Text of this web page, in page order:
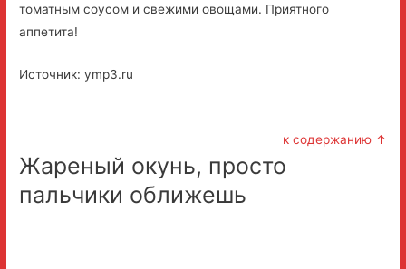
томатным соусом и свежими овощами. Приятного
аппетита!
Источник: ymp3.ru
к содержанию ↑
Жареный окунь, просто
пальчики оближешь